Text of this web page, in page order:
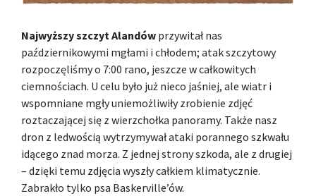
Najwyższy szczyt Alandów przywitał nas
październikowymi mgłami i chłodem; atak szczytowy
rozpoczęliśmy o 7:00 rano, jeszcze w całkowitych
ciemnościach. U celu było już nieco jaśniej, ale wiatr i
wspomniane mgły uniemożliwiły zrobienie zdjęć
roztaczającej się z wierzchołka panoramy. Także nasz
dron z ledwością wytrzymywał ataki porannego szkwału
idącego znad morza. Z jednej strony szkoda, ale z drugiej
– dzięki temu zdjęcia wyszły całkiem klimatycznie.
Zabrakło tylko psa Baskerville’ów.